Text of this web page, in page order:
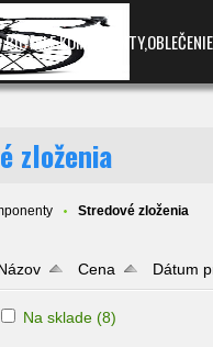
zloženia
Stredové zloženia
Cena Dátum
Na sklade (8)